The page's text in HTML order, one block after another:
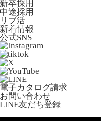
新卒採用
中途採用
リブ活
新着情報
公式SNS
電子カタログ請求
お問い合わせ
LINE友だち登録